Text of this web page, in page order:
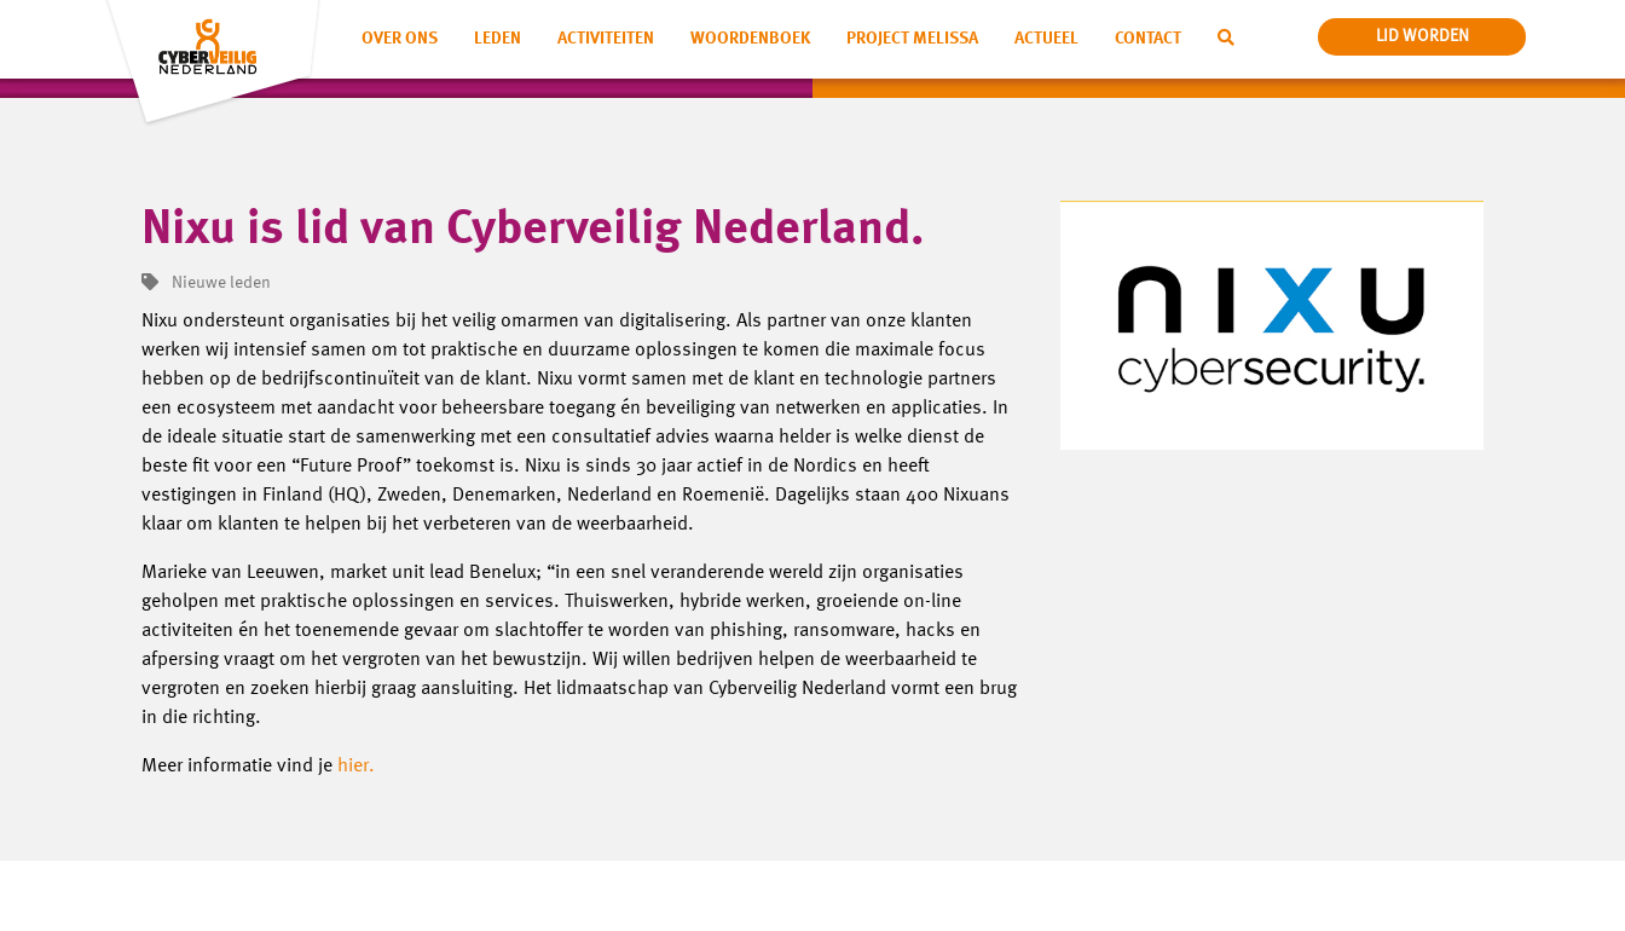
OVER ONS LEDEN ACTIVITEITEN WOORDENBOEK PROJECT MELISSA ACTUEEL CONTACT LID WORDEN
Nixu is lid van Cyberveilig Nederland.
Nieuwe leden
Nixu ondersteunt organisaties bij het veilig omarmen van digitalisering. Als partner van onze klanten
werken wij intensief samen om tot praktische en duurzame oplossingen te komen die maximale focus
hebben op de bedrijfscontinuïteit van de klant. Nixu vormt samen met de klant en technologie partners
een ecosysteem met aandacht voor beheersbare toegang én beveiliging van netwerken en applicaties. In
de ideale situatie start de samenwerking met een consultatief advies waarna helder is welke dienst de
beste fit voor een “Future Proof” toekomst is. Nixu is sinds 30 jaar actief in de Nordics en heeft
vestigingen in Finland (HQ), Zweden, Denemarken, Nederland en Roemenië. Dagelijks staan 400 Nixuans
klaar om klanten te helpen bij het verbeteren van de weerbaarheid.
Marieke van Leeuwen, market unit lead Benelux; “in een snel veranderende wereld zijn organisaties
geholpen met praktische oplossingen en services. Thuiswerken, hybride werken, groeiende on-line
activiteiten én het toenemende gevaar om slachtoffer te worden van phishing, ransomware, hacks en
afpersing vraagt om het vergroten van het bewustzijn. Wij willen bedrijven helpen de weerbaarheid te
vergroten en zoeken hierbij graag aansluiting. Het lidmaatschap van Cyberveilig Nederland vormt een brug
in die richting.
Meer informatie vind je hier.